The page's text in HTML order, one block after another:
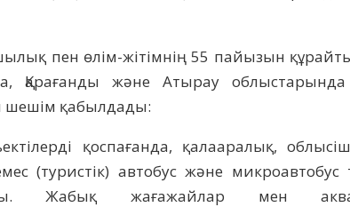
пен өлім-жітімнің 55 пайызын
Қарағанды және Атырау облыстарында
шешім қабылдады:
қоспағанда, қалааралық,
(туристік) автобус және
Жабық жағажайлар мен